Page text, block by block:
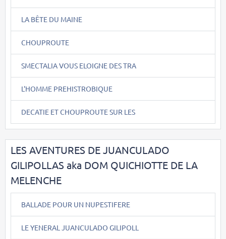
LA BÊTE DU MAINE
CHOUPROUTE
SMECTALIA VOUS ELOIGNE DES TRA
L'HOMME PREHISTROBIQUE
DECATIE ET CHOUPROUTE SUR LES
LES AVENTURES DE JUANCULADO
GILIPOLLAS aka DOM QUICHIOTTE DE LA
MELENCHE
BALLADE POUR UN NUPESTIFERE
LE YENERAL JUANCULADO GILIPOLL